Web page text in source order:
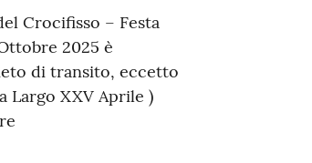
Crocifisso – Festa
2025 è
di transito, eccetto
Largo XXV Aprile )